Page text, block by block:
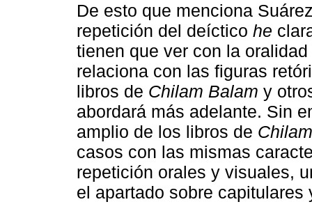
De esto que menciona
repetición del deíctico he
tienen que ver con la
relaciona con las figuras
libros de Chilam Balam y
abordará más adelante. Sin
amplio de los libros de
casos con las mismas
repetición orales y visuales,
el apartado sobre capitulares